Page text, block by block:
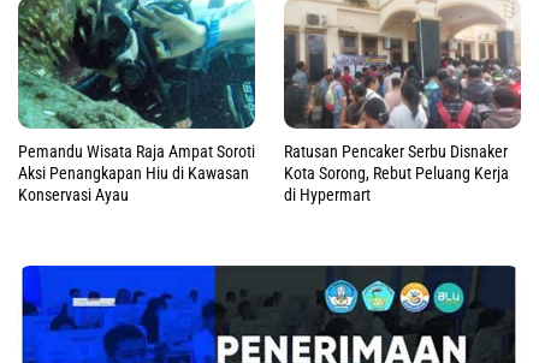
Pemandu Wisata Raja Ampat Soroti
Aksi Penangkapan Hiu di Kawasan
Konservasi Ayau
Ratusan Pencaker Serbu Disnaker
Kota Sorong, Rebut Peluang Kerja
di Hypermart